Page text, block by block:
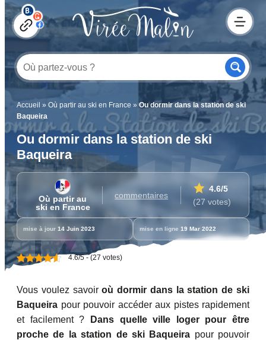
Accueil » Où partir au ski en France »Ou dormir dans la station de ski
Baqueira
Ou dormir dans la station de ski
Baqueira
Où partir au
ski en France
commentaires
4.6/5
(27 votes)
mise à jour 14 Juin 2023 mise en ligne 19 Mar 2022
4.6/5 - (27 votes)
Vous voulez savoiroù dormir dans la station de ski
Baqueira pour pouvoir accéder aux pistes rapidement
et facilement ?
Dans quelle ville loger pour être
proche de la station de ski Baqueira pour pouvoir